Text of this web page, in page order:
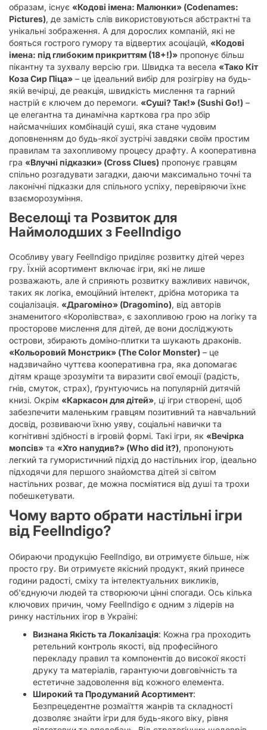
образам, існує «Кодові імена: Малюнки» (Codenames:
Pictures), де замість слів використовуються абстрактні та
унікальні зображення. А для дорослих компаній, які не
бояться гострого гумору та відвертих асоціацій, «Кодові
імена: під глибоким прикриттям (18+!)» пропонує більш
пікантну та зухвалу версію гри. Швидка та весела «Тако Кіт
Коза Сир Піца» – це ідеальний вибір для розігріву на будь-
якій вечірці, де реакція, швидкість мислення та гарний
настрій є ключем до перемоги. «Суші? Так!» (Sushi Go!) –
це елегантна та динамічна карткова гра про збір
найсмачніших комбінацій суші, яка стане чудовим
доповненням до будь-якої зустрічі завдяки своїм простим
правилам та захопливому процесу драфту. А кооперативна
гра «Влучні підказки» (Cross Clues) пропонує гравцям
спільно розгадувати загадки, даючи максимально точні та
лаконічні підказки для спільного успіху, перевіряючи їхнє
взаєморозуміння.
Веселощі та Розвиток для
Наймолодших з FeelIndigo
Особливу увагу FeelIndigo приділяє розвитку дітей через
гру. Їхній асортимент включає ігри, які не лише
розважають, але й сприяють розвитку важливих навичок,
таких як логіка, емоційний інтелект, дрібна моторика та
соціалізація. «Драгоміно» (Dragomino), від авторів
знаменитого «Королівства», є захопливою грою на логіку та
просторове мислення для дітей, де вони досліджують
острови, збирають доміно-плитки та шукають драконів.
«Кольоровий Монстрик» (The Color Monster) – це
надзвичайно чуттєва кооперативна гра, яка допомагає
дітям краще зрозуміти та виразити свої емоції (радість,
гнів, смуток, страх), ґрунтуючись на популярній дитячій
книзі. Окрім «Каркасон для дітей», ці ігри створені, щоб
забезпечити маленьким гравцям позитивний та навчальний
досвід, розвиваючи їхню уяву, соціальні навички та
когнітивні здібності в ігровій формі. Такі ігри, як «Вечірка
мопсів» та «Хто напудив?» (Who did it?), пропонують
легкий та гумористичний підхід до настільних ігор, ідеально
підходячи для першого знайомства дітей зі світом
настільних розваг, де можна посміятися від душі та трохи
побешкетувати.
Чому варто обрати настільні ігри
від FeelIndigo?
Обираючи продукцію FeelIndigo, ви отримуєте більше, ніж
просто гру. Ви отримуєте якісний продукт, який принесе
години радості, сміху та інтелектуальних викликів,
об'єднуючи людей та створюючи цінні спогади. Ось кілька
ключових причин, чому FeelIndigo є одним з лідерів на
ринку настільних ігор в Україні:
Визнана Якість та Локалізація: Кожна гра проходить
ретельний контроль якості, від професійного
перекладу правил та компонентів до високої якості
друку та матеріалів, гарантуючи довговічність та
естетичне задоволення від кожного елемента.
Широкий та Продуманий Асортимент:
Безпрецедентне розмаїття жанрів та складності
дозволяє знайти ігри для будь-якого віку, рівня